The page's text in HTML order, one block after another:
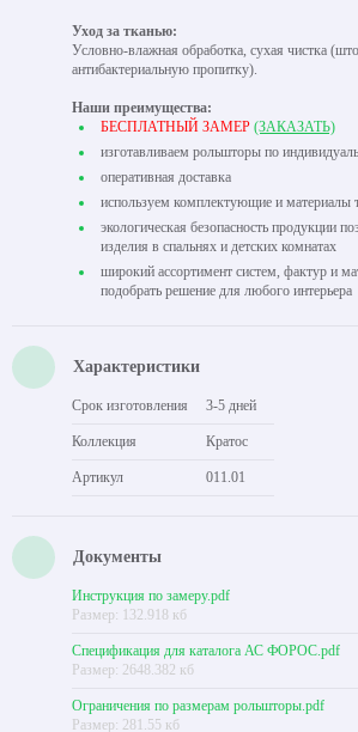
Уход за тканью:
Условно-влажная обработка, сухая чистка
антибактериальную пропитку).
Наши преимущества:
БЕСПЛАТНЫЙ ЗАМЕР (ЗАКАЗАТЬ)
изготавливаем рольшторы по
оперативная доставка
используем комплектующие и материалы
экологическая безопасность продукции
изделия в спальнях и детских комнатах
широкий ассортимент систем, фактур и
подобрать решение для любого интерьера
Характеристики
Срок изготовления 3-5 дней
Коллекция Кратос
Артикул 011.01
Документы
Инструкция по замеру.pdf
Размер: 132.918 кб
Спецификация для каталога АС ФОРОС.pdf
Размер: 2648.382 кб
Ограничения по размерам рольшторы.pdf
Размер: 281.55 кб